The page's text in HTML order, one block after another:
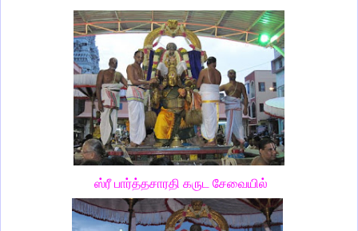
ஸ்ரீ பார்த்தசாரதி கருட சேவையில்